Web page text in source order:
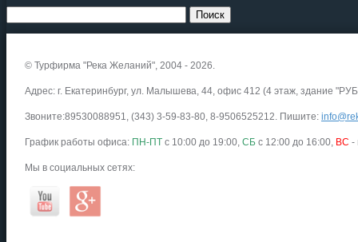
© Турфирма "Река Желаний", 2004 - 2026.
Адрес: г. Екатеринбург, ул. Малышева, 44, офис 412 (4 этаж, здание
Звоните:89530088951, (343) 3-59-83-80, 8-9506525212. Пишите:
График работы офиса: ПН-ПТ с 10:00 до 19:00, СБ с 12:00 до 16:00, ВС -
Мы в социальных сетях: